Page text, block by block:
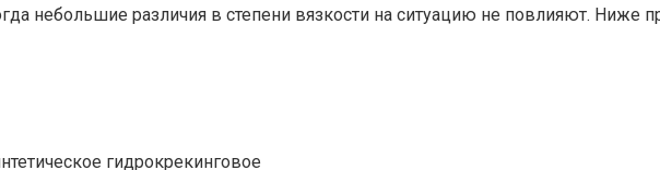
небольшие различия в степени вязкости на ситуацию не повлияют. Ниже
гидрокрекинговое